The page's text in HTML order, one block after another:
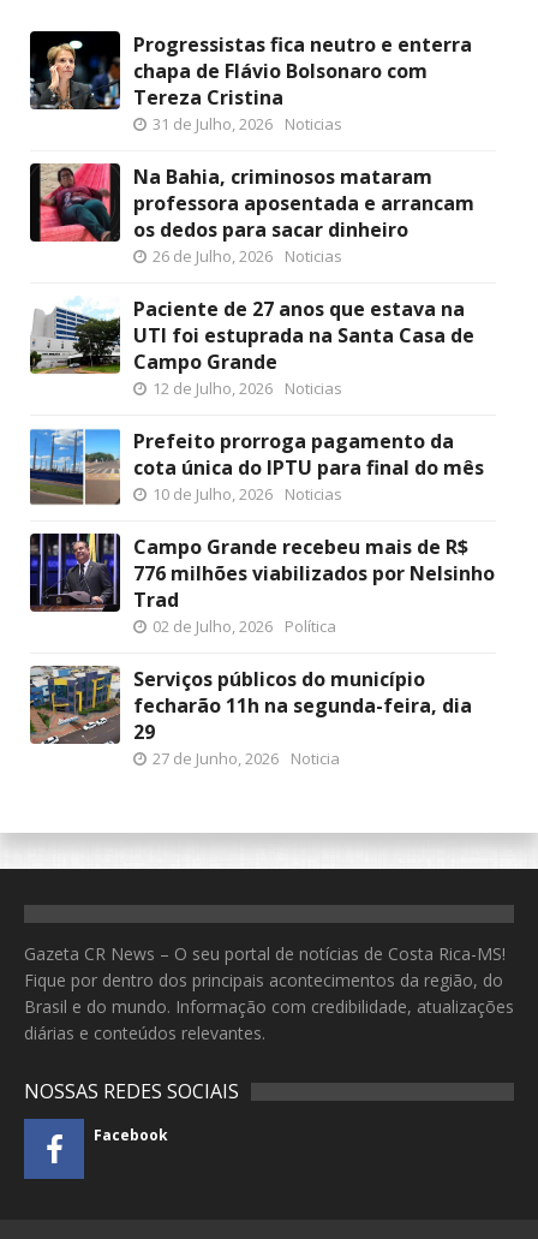
Progressistas fica neutro e enterra
chapa de Flávio Bolsonaro com
Tereza Cristina
31 de Julho, 2026 Noticias
Na Bahia, criminosos mataram
professora aposentada e arrancam
os dedos para sacar dinheiro
26 de Julho, 2026 Noticias
Paciente de 27 anos que estava na
UTI foi estuprada na Santa Casa de
Campo Grande
12 de Julho, 2026 Noticias
Prefeito prorroga pagamento da
cota única do IPTU para final do mês
10 de Julho, 2026 Noticias
Campo Grande recebeu mais de R$
776 milhões viabilizados por Nelsinho
Trad
02 de Julho, 2026 Política
Serviços públicos do município
fecharão 11h na segunda-feira, dia
29
27 de Junho, 2026 Noticia
Gazeta CR News – O seu portal de notícias de Costa Rica-MS!
Fique por dentro dos principais acontecimentos da região, do
Brasil e do mundo. Informação com credibilidade, atualizações
diárias e conteúdos relevantes.
NOSSAS REDES SOCIAIS
Facebook